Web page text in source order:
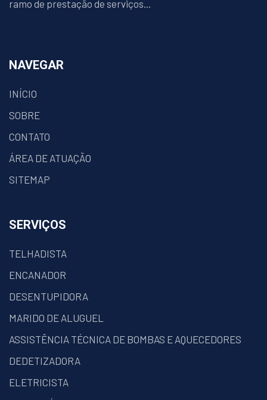
ramo de prestação de serviços...
NAVEGAR
INÍCIO
SOBRE
CONTATO
ÁREA DE ATUAÇÃO
SITEMAP
SERVIÇOS
TELHADISTA
ENCANADOR
DESENTUPIDORA
MARIDO DE ALUGUEL
ASSISTÊNCIA TÉCNICA DE BOMBAS E AQUECEDORES
DEDETIZADORA
ELETRICISTA